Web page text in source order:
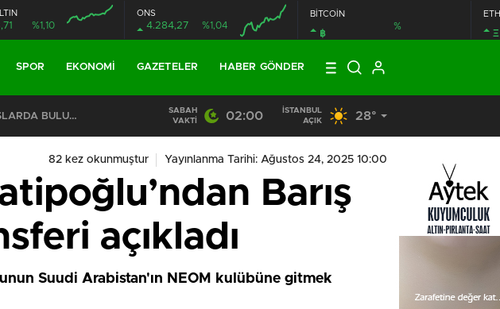
%1,10
ONS
4.284,27 %1,04
BİTCOİN
฿
%
Ξ
SPOR EKONOMI GAZETELER HABER GÖNDER
13:33 / BAŞKAN DR. MİTHAT BÜLENT ÖZMEN’DEN
SABAH
VAKTI
02:00
İSTANBUL
AÇIK
28°
82 kez okunmuştur Yayınlanma Tarihi: Ağustos 24, 2025 10:00
Barış
açıkladı
Suudi Arabistan'ın NEOM kulübüne gitmek